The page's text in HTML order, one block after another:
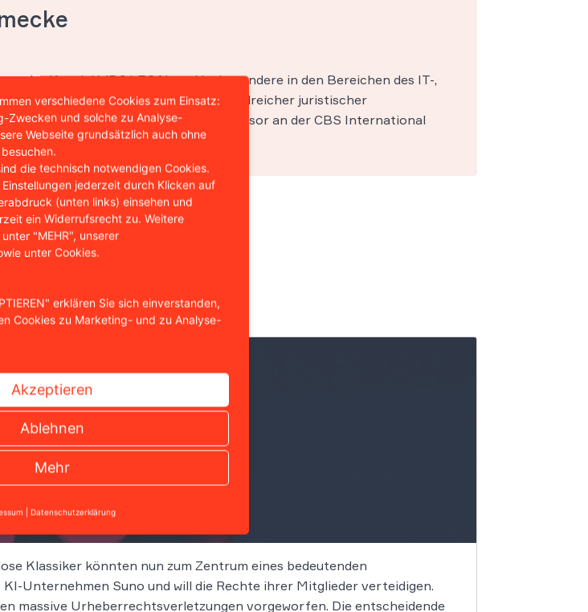
der Kanzlei WBS.LEGAL und insbesondere in den Bereichen des IT-,
tätig. Darüber hinaus ist er Autor zahlreicher juristischer
Bereichen und lehrt als Honorarprofessor an der CBS International
Urteil
Klassiker könnten nun zum Zentrum eines bedeutenden
Unternehmen Suno und will die Rechte ihrer Mitglieder verteidigen.
massive Urheberrechtsverletzungen vorgeworfen. Die entscheidende
verschiedene Cookies zum Einsatz:
Zwecken und solche zu Analyse-
Webseite grundsätzlich auch ohne
die technisch notwendigen Cookies.
jederzeit durch Klicken auf
(unten links) einsehen und
ein Widerrufsrecht zu. Weitere
"MEHR", unserer
unter Cookies.
erklären Sie sich einverstanden,
Cookies zu Marketing- und zu Analyse-
Akzeptieren
Ablehnen
Mehr
| Datenschutzerklärung